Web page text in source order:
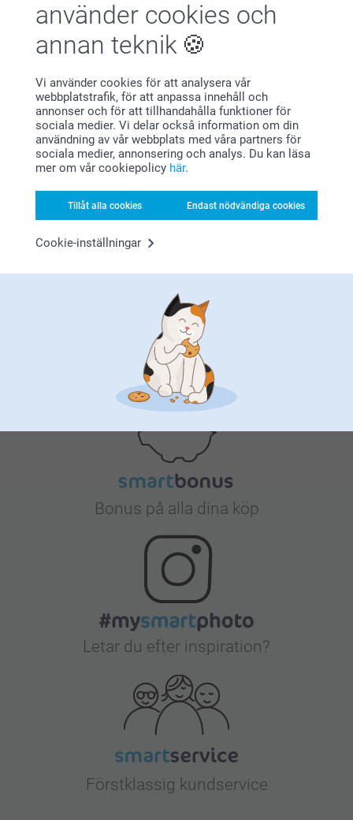
använder cookies och
annan teknik
Vi använder cookies för att analysera vår
webbplatstrafik, för att anpassa innehåll och
annonser och för att tillhandahålla funktioner för
sociala medier. Vi delar också information om din
användning av vår webbplats med våra partners för
sociala medier, annonsering och analys. Du kan läsa
mer om vår cookiepolicy här.
Tillåt alla cookies Endast nödvändiga cookies
Cookie-inställningar
(1 omdömen) (266 omdömen)
Smart2Give Personliga
Från 549,00
Personlig necessär
299,00
(5 omdömen)
Varförsmartphoto?
Nöjd kundgaranti
Bonus på alla dina köp
Letar du efter inspiration?
Förstklassig kundservice